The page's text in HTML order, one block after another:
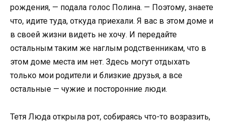
рождения, — подала голос Полина. — Поэтому, знаете
что, идите туда, откуда приехали. Я вас в этом доме и
в своей жизни видеть не хочу. И передайте
остальным таким же наглым родственникам, что в
этом доме места им нет. Здесь могут отдыхать
только мои родители и близкие друзья, а все
остальные — чужие и посторонние люди.
Тетя Люда открыла рот, собираясь что-то возразить,